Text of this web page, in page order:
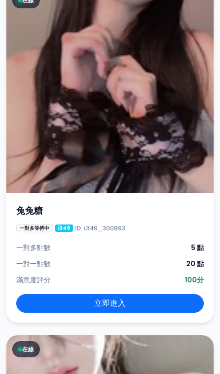
兔兔糖
一對多等待中 i349 ID: i349_300893
一對多點數
5 點
一對一點數
20 點
滿意度評分
100分
立即進入
在線